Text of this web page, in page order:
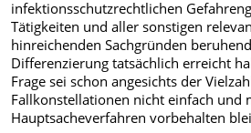
infektionsschutzrechtlichen
Tätigkeiten und aller sonstigen
hinreichenden Sachgründen
Differenzierung tatsächlich erreicht
Frage sei schon angesichts der
Fallkonstellationen nicht einfach und
Hauptsacheverfahren vorbehalten